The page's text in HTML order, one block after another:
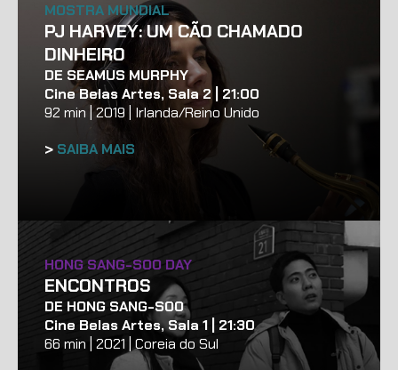
MOSTRA MUNDIAL
PJ HARVEY: UM CÃO CHAMADO
DINHEIRO
DE SEAMUS MURPHY
Cine Belas Artes, Sala 2 | 21:00
92 min | 2019 | Irlanda/Reino Unido
> SAIBA MAIS
HONG SANG-SOO DAY
ENCONTROS
DE HONG SANG-SOO
Cine Belas Artes, Sala 1 | 21:30
66 min | 2021 | Coreia do Sul